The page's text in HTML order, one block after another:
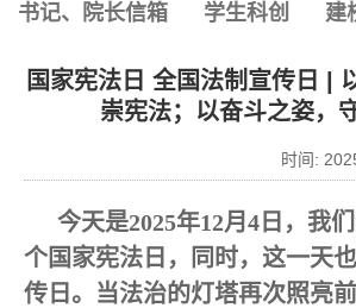
书记、院长信箱 学生科创 建
国家宪法日 全国法制宣传日 |
崇宪法；以奋斗之姿，
时间:
今天是2025年12月4日，我
个国家宪法日，同时，这一天
传日。当法治的灯塔再次照亮